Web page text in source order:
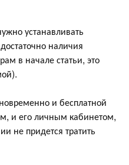
устанавливать
наличия
в начале статьи, это
и бесплатной
и его личным кабинетом,
не придется тратить